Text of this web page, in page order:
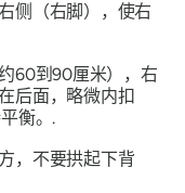
侧（右脚），使右
60到90厘米），右
后面，略微内扣
衡。.
，不要拱起下背